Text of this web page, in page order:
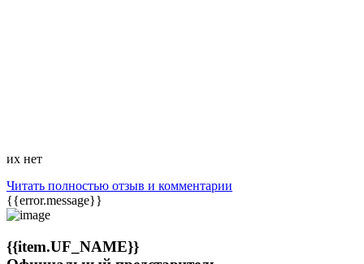
их нет
Читать полностью отзыв и комментарии
{{error.message}}
{{item.UF_NAME}}